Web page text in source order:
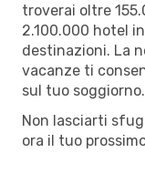
troverai oltre
2.100.000 hotel
destinazioni. La
vacanze ti
sul tuo soggiorno.
Non lasciarti
ora il tuo